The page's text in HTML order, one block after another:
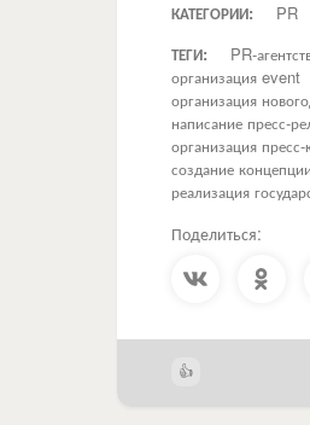
КАТЕГОРИИ:
PR
ТЕГИ:
PR-
организация event
организация
написание пресс-
организация
создание
реализация
Поделиться: